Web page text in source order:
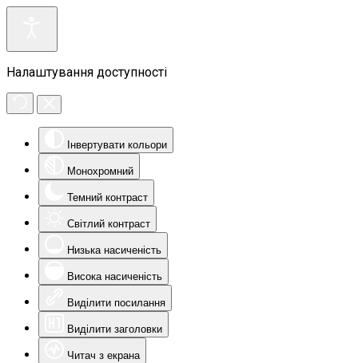
Налаштування доступності
Інвертувати кольори
Монохромний
Темний контраст
Світлий контраст
Низька насиченість
Висока насиченість
Виділити посилання
Виділити заголовки
Читач з екрана